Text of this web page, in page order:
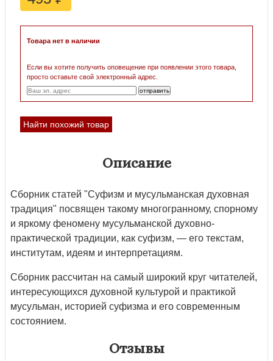
Товара нет в наличии
Если вы хотите получить оповещение при появлении этого товара,
просто оставьте свой электронный адрес.
Найти похожий товар
Описание
Сборник статей "Суфизм и мусульманская духовная
традиция" посвящен такому многогранному, спорному
и яркому феномену мусульманской духовно-
практической традиции, как суфизм, — его текстам,
институтам, идеям и интерпретациям.
Сборник рассчитан на самый широкий круг читателей,
интересующихся духовной культурой и практикой
мусульман, историей суфизма и его современным
состоянием.
Отзывы